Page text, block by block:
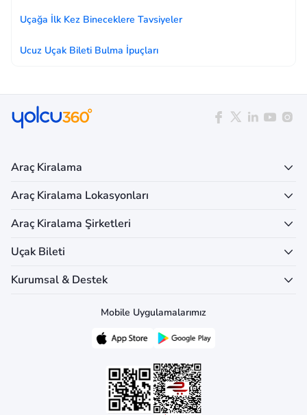
Uçağa İlk Kez Bineceklere Tavsiyeler
Ucuz Uçak Bileti Bulma İpuçları
Araç Kiralama
Araç Kiralama Lokasyonları
Araç Kiralama Şirketleri
Uçak Bileti
Kurumsal & Destek
Mobile Uygulamalarımız